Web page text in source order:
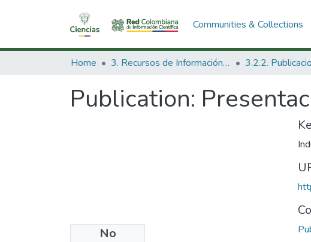
Communities & Collections
Home 3. Recursos de Información Científica y Tecnológica
Publication:
No